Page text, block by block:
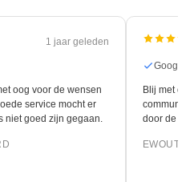
1 jaar geleden
oog voor de wensen
service mocht er
niet goed zijn gegaan.
Google
Blij met de
door de
EWOUT